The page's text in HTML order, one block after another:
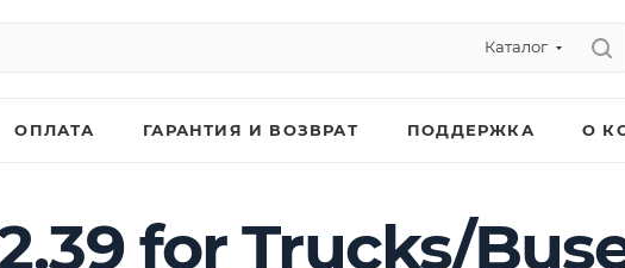
Каталог
ОПЛАТА ГАРАНТИЯ И ВОЗВРАТ ПОДДЕРЖКА О
for Trucks/